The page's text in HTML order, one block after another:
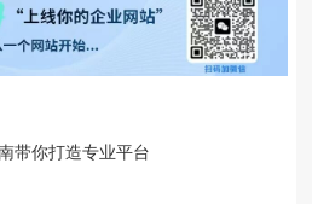
带你打造专业平台